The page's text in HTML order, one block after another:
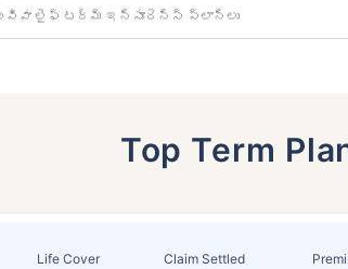
లైఫ్ టర్మ్ ఇన్సూరెన్స్ ప్లాన్‌లు
Top Term
Life Cover Claim Settled